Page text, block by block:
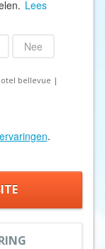
Lees
Nee
bellevue |
.